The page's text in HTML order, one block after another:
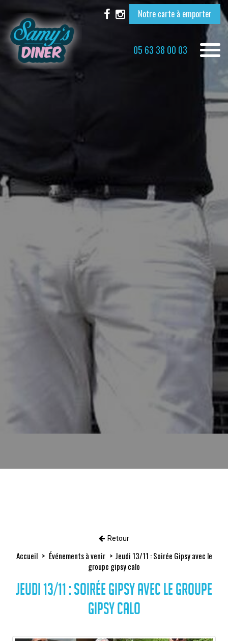
Notre carte à emporter
05 63 38 00 03
Toggle
Retour
Accueil Événements à venir
Jeudi 13/11 : Soirée Gipsy avec le
groupe gipsy calo
Jeudi 13/11 : Soirée Gipsy avec le groupe
gipsy calo